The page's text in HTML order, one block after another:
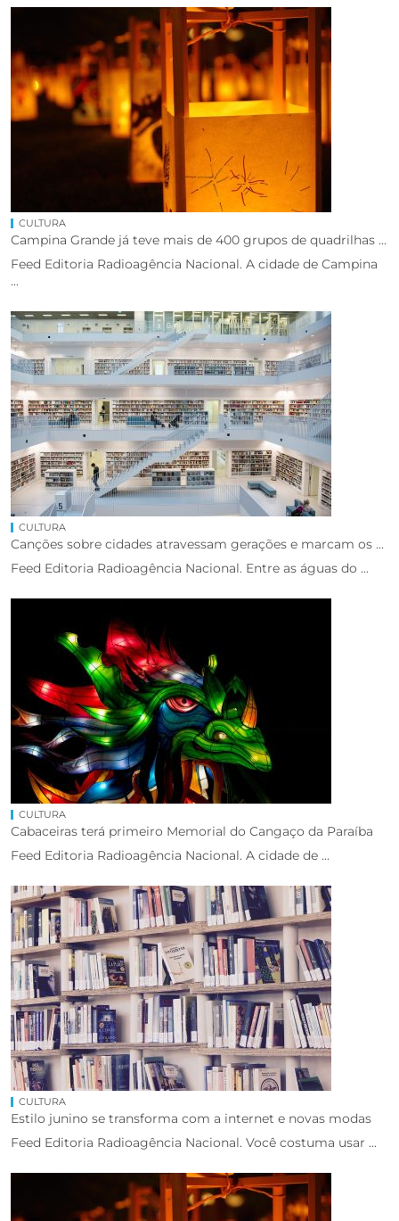
CULTURA
Campina Grande já teve mais de 400 grupos de quadrilhas ...
Feed Editoria Radioagência Nacional. A cidade de Campina
...
CULTURA
Canções sobre cidades atravessam gerações e marcam os ...
Feed Editoria Radioagência Nacional. Entre as águas do ...
CULTURA
Cabaceiras terá primeiro Memorial do Cangaço da Paraíba
Feed Editoria Radioagência Nacional. A cidade de ...
CULTURA
Estilo junino se transforma com a internet e novas modas
Feed Editoria Radioagência Nacional. Você costuma usar ...